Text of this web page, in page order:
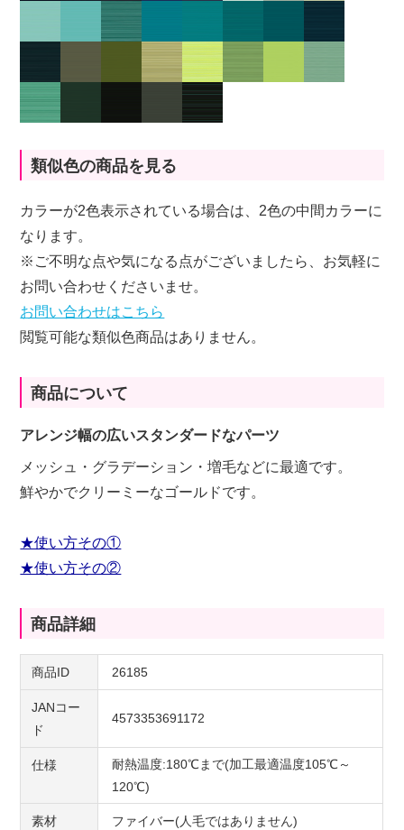
類似色の商品を見る
カラーが2色表示されている場合は、2色の中間カラーに
なります。
※ご不明な点や気になる点がございましたら、お気軽に
お問い合わせくださいませ。
お問い合わせはこちら
閲覧可能な類似色商品はありません。
商品について
アレンジ幅の広いスタンダードなパーツ
メッシュ・グラデーション・増毛などに最適です。
鮮やかでクリーミーなゴールドです。
★使い方その①
★使い方その②
商品詳細
商品ID 26185
JANコー
ド
4573353691172
仕様
耐熱温度:180℃まで(加工最適温度105℃～
120℃)
素材 ファイバー(人毛ではありません)